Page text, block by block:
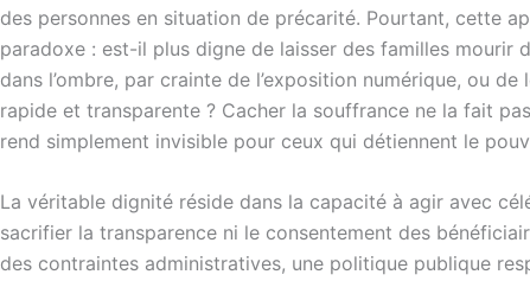
des personnes en situation de précarité. Pourtant, cette
paradoxe : est-il plus digne de laisser des familles mourir
dans l’ombre, par crainte de l’exposition numérique, ou
rapide et transparente ? Cacher la souffrance ne la fait
rend simplement invisible pour ceux qui détiennent le
La véritable dignité réside dans la capacité à agir avec
sacrifier la transparence ni le consentement des
des contraintes administratives, une politique publique